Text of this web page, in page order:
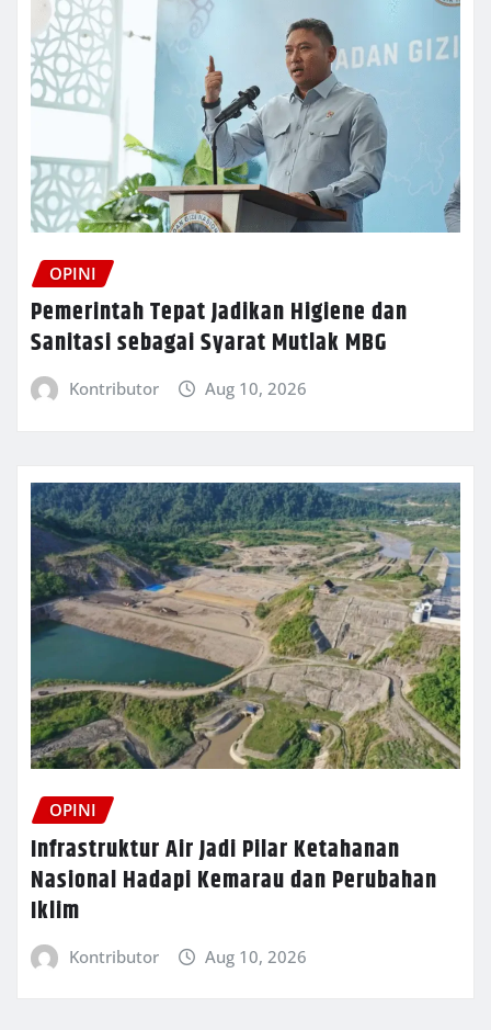
OPINI
Pemerintah Tepat Jadikan Higiene dan
Sanitasi sebagai Syarat Mutlak MBG
Kontributor Aug 10, 2026
OPINI
Infrastruktur Air Jadi Pilar Ketahanan
Nasional Hadapi Kemarau dan Perubahan
Iklim
Kontributor Aug 10, 2026